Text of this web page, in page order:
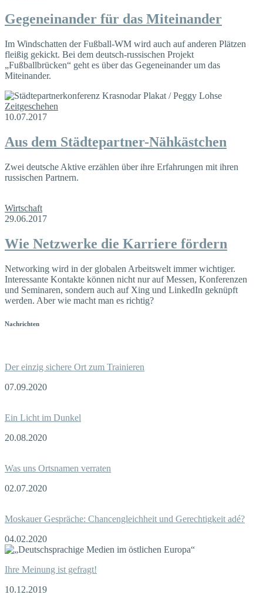
Gegeneinander für das Miteinander
Im Windschatten der Fußball-WM wird auch auf anderen Plätzen
fleißig gekickt. Bei dem deutsch-russischen Projekt
„Fußballbrücken“ geht es über das Gegeneinander um das
Miteinander.
Zeitgeschehen
10.07.2017
Aus dem Städtepartner-Nähkästchen
Zwei deutsche Aktive erzählen über ihre Erfahrungen mit ihren
russischen Partnern.
Wirtschaft
29.06.2017
Wie Netzwerke die Karriere fördern
Networking wird in der globalen Arbeitswelt immer wichtiger.
Interessante Kontakte können nicht nur auf Messen, Konferenzen
und Seminaren, sondern auch auf Xing und LinkedIn geknüpft
werden. Aber wie macht man es richtig?
Nachrichten
Der einzig sichere Ort zum Trainieren
07.09.2020
Ein Licht im Dunkel
20.08.2020
Was uns Ortsnamen verraten
02.07.2020
Moskauer Gespräche: Chancengleichheit und Gerechtigkeit adé?
04.02.2020
Ihre Meinung ist gefragt!
10.12.2019